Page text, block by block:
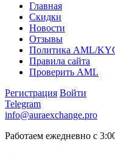
Главная
Скидки
Новости
Отзывы
Политика AML/
Правила сайта
Проверить AML
Регистрация Войти
Telegram
info@auraexchange.pro
Работаем ежедневно с